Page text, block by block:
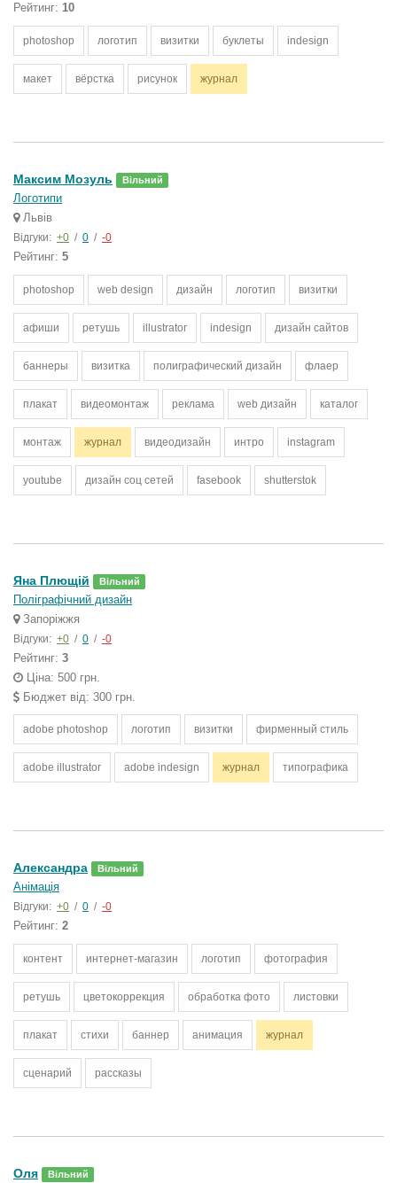
Рейтинг: 10
photoshop логотип визитки буклеты indesign
макет вёрстка рисунок журнал
Максим Мозуль Вільний
Логотипи
Львів
Відгуки: +0 / 0 / -0
Рейтинг: 5
photoshop web design дизайн логотип визитки
афиши ретушь illustrator indesign дизайн сайтов
баннеры визитка полиграфический дизайн флаер
плакат видеомонтаж реклама web дизайн каталог
монтаж журнал видеодизайн интро instagram
youtube дизайн соц сетей fasebook shutterstok
Яна Плющій Вільний
Поліграфічний дизайн
Запоріжжя
Відгуки: +0 / 0 / -0
Рейтинг: 3
Ціна: 500 грн.
Бюджет від: 300 грн.
adobe photoshop логотип визитки фирменный стиль
adobe illustrator adobe indesign журнал типографика
Александра Вільний
Анімація
Відгуки: +0 / 0 / -0
Рейтинг: 2
контент интернет-магазин логотип фотография
ретушь цветокоррекция обработка фото листовки
плакат стихи баннер анимация журнал
сценарий рассказы
Оля Вільний